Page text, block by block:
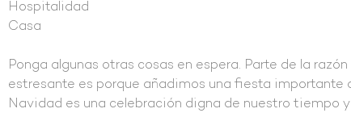
Hospitalidad
Casa
Ponga algunas otras cosas en espera. Parte de la
estresante es porque añadimos una fiesta
Navidad es una celebración digna de nuestro tiempo